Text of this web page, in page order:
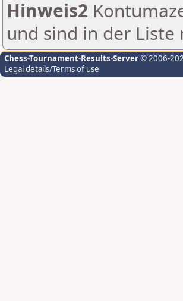
Hinweis2
und sind in der
Chess-Tournament-Results-Server© 2006-
Legal details/Terms of use